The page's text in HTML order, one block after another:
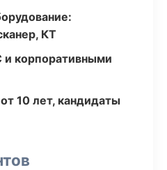
КТ
корпоративными
10 лет, кандидаты